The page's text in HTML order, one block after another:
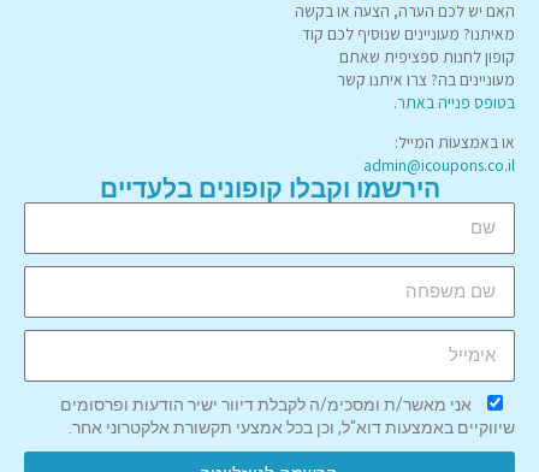
האם יש לכם הערה, הצעה או בקשה
מאיתנו? מעוניינים שנוסיף לכם קוד
קופון לחנות ספציפית שאתם
מעוניינים בה? צרו איתנו קשר
בטופס פנייה באתר.
או באמצעות המייל:
admin@icoupons.co.il
הירשמו וקבלו קופונים בלעדיים
אני מאשר/ת ומסכימ/ה לקבלת דיוור ישיר הודעות ופרסומים
שיווקיים באמצעות דוא"ל, וכן בכל אמצעי תקשורת אלקטרוני אחר.